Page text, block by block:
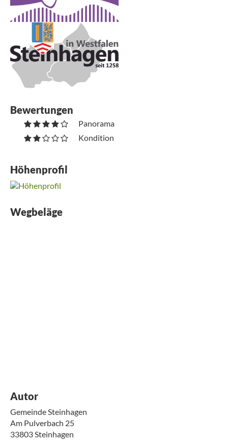
Bewertungen
Panorama
Kondition
Höhenprofil
Wegbeläge
Autor
Gemeinde Steinhagen
Am Pulverbach 25
33803Steinhagen